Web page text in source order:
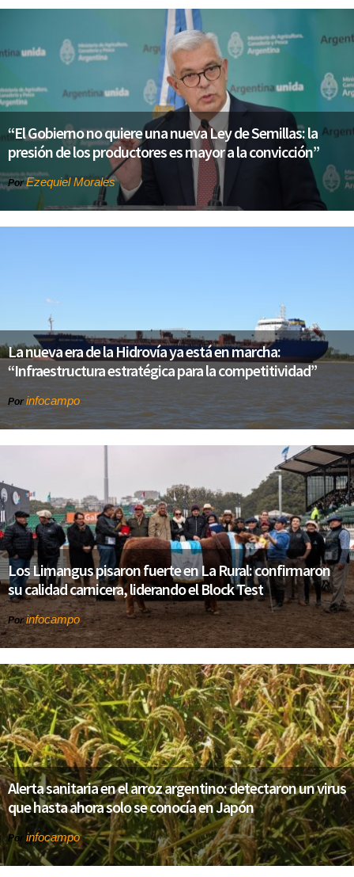
“El Gobierno no quiere una nueva Ley de Semillas: la
presión de los productores es mayor a la convicción”
PorEzequiel Morales
La nueva era de la Hidrovía ya está en marcha:
“Infraestructura estratégica para la competitividad”
Por infocampo
Los Limangus pisaron fuerte en La Rural: confirmaron
su calidad carnicera, liderando el Block Test
Porinfocampo
Alerta sanitaria en el arroz argentino: detectaron un virus
que hasta ahora solo se conocía en Japón
Por infocampo